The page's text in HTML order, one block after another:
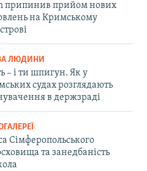
припинив прийом нових
на Кримському
ЛЮДИНИ
– і ти шпигун. Як у
судах розглядають
в держзраді
Сімферопольського
та занедбаність